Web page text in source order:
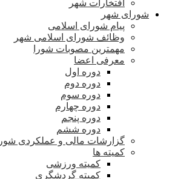
افتخارات شهر
شورای شهر
پیام شورای اسلامی
وظائف شورای اسلامی شهر
مهمترین مصوبات شورا
معرفی اعضا
دوره اول
دوره دوم
دوره سوم
دوره چهارم
دوره پنجم
دوره ششم
گزارشات مالی و عملکردی شورا
کمیته ها
کمیته ورزشی
کمیته گردشگری